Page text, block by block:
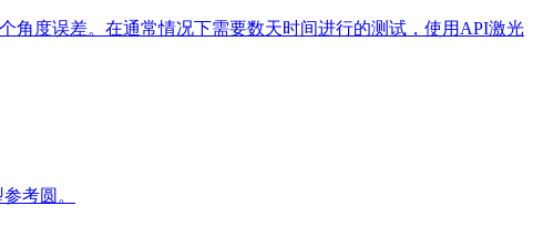
角度误差。在通常情况下需要数天时间进行的测试，使用API激光
考圆。